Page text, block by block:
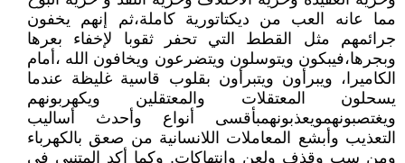
مما عانه العب من ديكتاتورية كاملة،ثم إنهم يخفون
جرائمهم مثل القطط التي تحفر ثقوبا لإخفاء بعرها
وبجرها،فيبكون ويتوسلون ويتضرعون ويخافون الله ،أمام
الكاميرا، ويبرأون ويتبرأون بقلوب قاسية غليظة عندما
يسحلون المعتقلات والمعتقلين ويكهربونهم
ويغتصبونهمويعذبونهمبأقسى أنواع وأحدث أساليب
التعذيب وأبشع المعاملات اللانسانية من صعق بالكهرباء
ومن سب وقذف ولعن وانتهاكات. وكما أكد المتنبي في